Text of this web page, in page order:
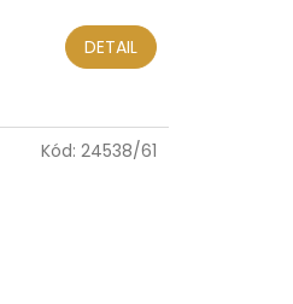
DETAIL
Kód: 24538/61